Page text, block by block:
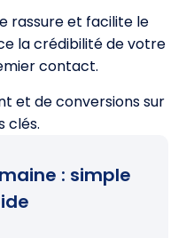
rassure et facilite le
la crédibilité de votre
contact.
et de conversions sur
clés.
: simple